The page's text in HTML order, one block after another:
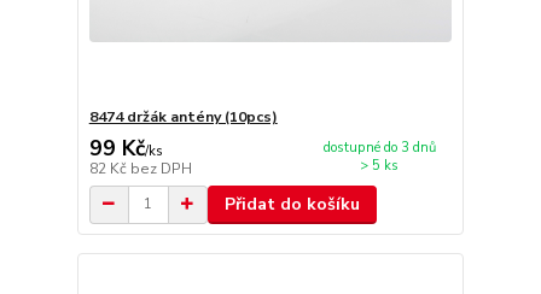
8474 držák antény (10pcs)
99 Kč/ks
82 Kč bez DPH
dostupné do 3 dnů
> 5 ks
Přidat do košíku